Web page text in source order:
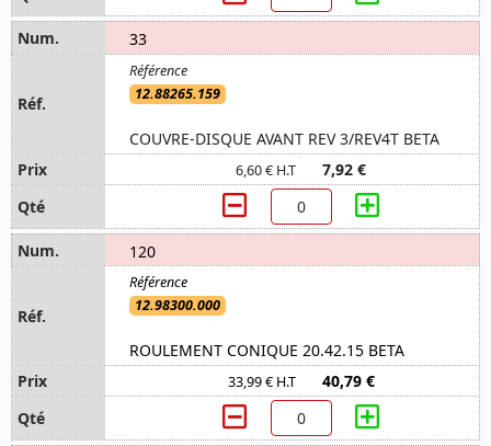
33
12.88265.159
COUVRE-DISQUE AVANT REV 3/REV4T BETA
6,60 € H.T 7,92 €
120
12.98300.000
ROULEMENT CONIQUE 20.42.15 BETA
33,99 € H.T 40,79 €